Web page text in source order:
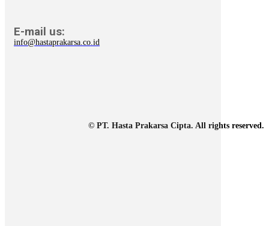
E-mail us:
info@hastaprakarsa.co.id
© PT. Hasta Prakarsa Cipta. All rights reserved.